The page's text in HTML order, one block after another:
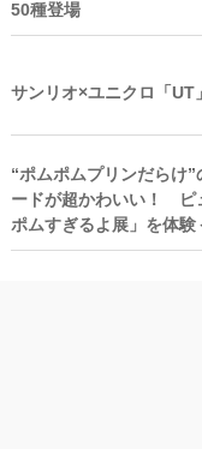
50種登場
サンリオ×ユニクロ「UT
“ポムポムプリンだらけ
ードが超かわいい！ ピ
ポムすぎるよ展」を体験